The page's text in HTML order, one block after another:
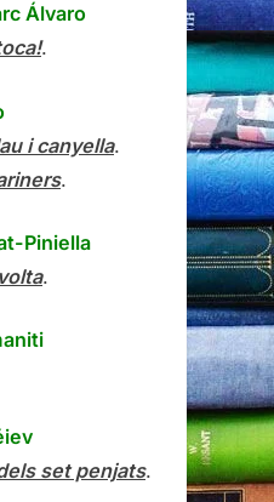
Álvaro
.
i canyella.
.
Piniella
.
set penjats.